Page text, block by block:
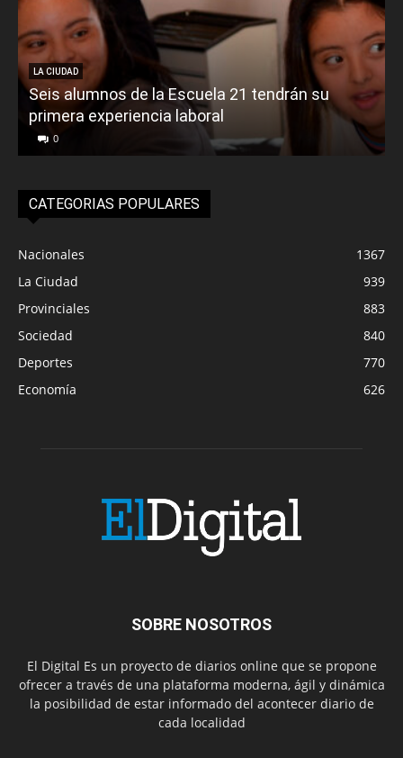
LA CIUDAD
Seis alumnos de la Escuela 21 tendrán su
primera experiencia laboral
0
CATEGORIAS POPULARES
Nacionales
1367
La Ciudad
939
Provinciales
883
Sociedad
840
Deportes
770
Economía
626
SOBRE NOSOTROS
El Digital Es un proyecto de diarios online que se propone
ofrecer a través de una plataforma moderna, ágil y dinámica
la posibilidad de estar informado del acontecer diario de
cada localidad